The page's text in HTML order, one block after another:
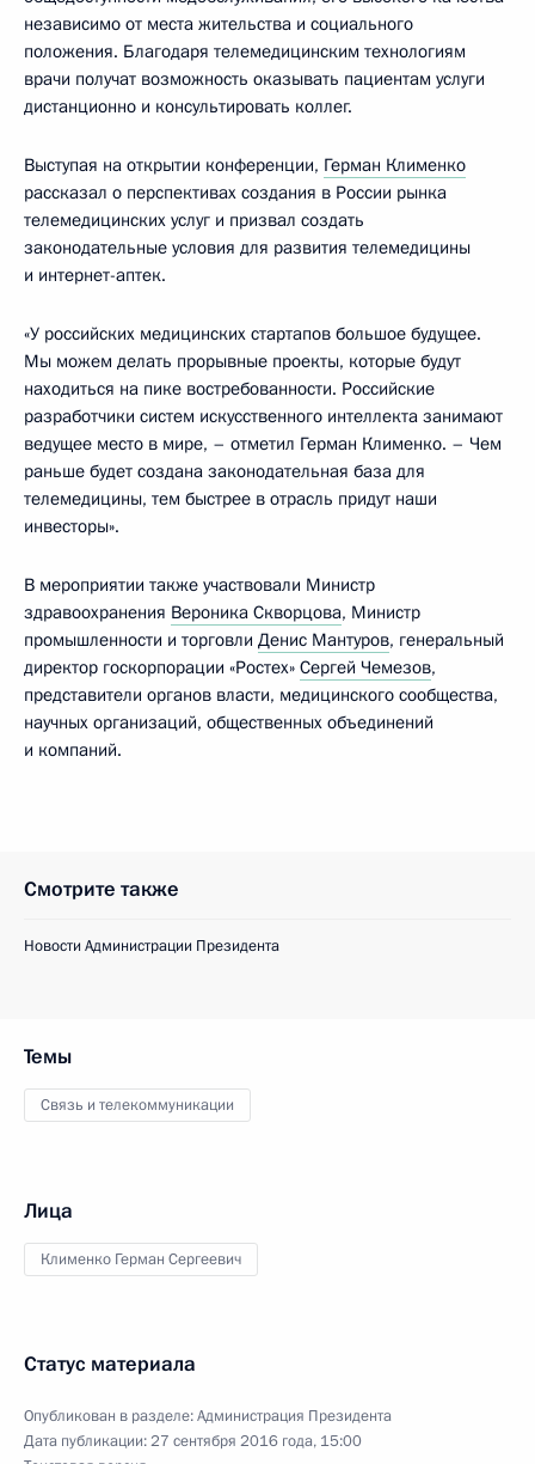
независимо от места жительства и социального
положения. Благодаря телемедицинским технологиям
врачи получат возможность оказывать пациентам услуги
дистанционно и консультировать коллег.
Выступая на открытии конференции, Герман Клименко
рассказал о перспективах создания в России рынка
телемедицинских услуг и призвал создать
законодательные условия для развития телемедицины
и интернет-аптек.
«У российских медицинских стартапов большое будущее.
Мы можем делать прорывные проекты, которые будут
находиться на пике востребованности. Российские
разработчики систем искусственного интеллекта занимают
ведущее место в мире, – отметил Герман Клименко. – Чем
раньше будет создана законодательная база для
телемедицины, тем быстрее в отрасль придут наши
инвесторы».
В мероприятии также участвовали Министр
здравоохранения Вероника Скворцова, Министр
промышленности и торговли Денис Мантуров, генеральный
директор госкорпорации «Ростех» Сергей Чемезов,
представители органов власти, медицинского сообщества,
научных организаций, общественных объединений
и компаний.
Смотрите также
Новости Администрации Президента
Темы
Связь и телекоммуникации
Лица
Клименко Герман Сергеевич
Статус материала
Опубликован в разделе:Администрация Президента
Дата публикации:27 сентября 2016 года, 15:00